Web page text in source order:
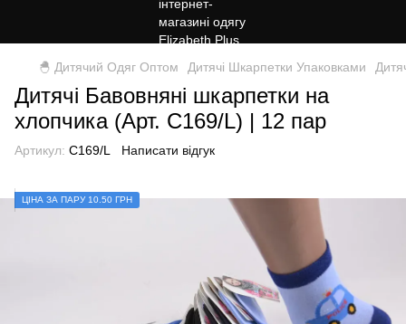
🐣 Дитячий Одяг Оптом Дитячі Шкарпетки Упаковками
Дитячі Бавовняні шкарпетки на
хлопчика (Арт. C169/L) | 12 пар
Артикул: C169/L Написати відгук
ЦIНА ЗА ПАРУ 10.50 ГРН